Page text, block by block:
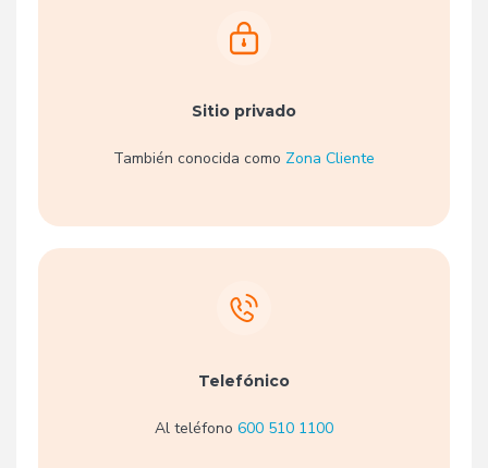
Sitio privado
También conocida como Zona Cliente
Telefónico
Al teléfono 600 510 1100